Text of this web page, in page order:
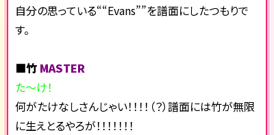
自分の思っている““Evans””を譜面にしたつもりで
す。
■竹 MASTER
た～け！
何がたけなしさんじゃい！！！！（？）譜面には竹が無限
に生えとるやろが！！！！！！！